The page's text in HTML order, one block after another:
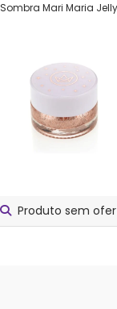
Sombra Mari Maria
Produto sem